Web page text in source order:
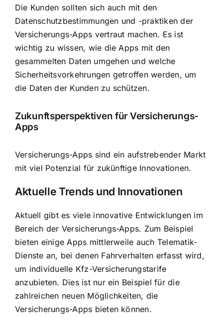
Die Kunden sollten sich auch mit den
Datenschutzbestimmungen und -praktiken der
Versicherungs-Apps vertraut machen. Es ist
wichtig zu wissen, wie die Apps mit den
gesammelten Daten umgehen und welche
Sicherheitsvorkehrungen getroffen werden, um
die Daten der Kunden zu schützen.
Zukunftsperspektiven für Versicherungs-
Apps
Versicherungs-Apps sind ein aufstrebender Markt
mit viel Potenzial für zukünftige Innovationen.
Aktuelle Trends und Innovationen
Aktuell gibt es viele innovative Entwicklungen im
Bereich der Versicherungs-Apps. Zum Beispiel
bieten einige Apps mittlerweile auch Telematik-
Dienste an, bei denen Fahrverhalten erfasst wird,
um individuelle Kfz-Versicherungstarife
anzubieten. Dies ist nur ein Beispiel für die
zahlreichen neuen Möglichkeiten, die
Versicherungs-Apps bieten können.